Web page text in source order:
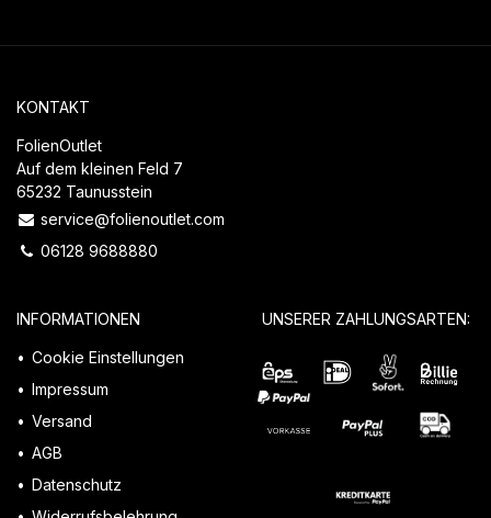
KONTAKT
FolienOutlet
Auf dem kleinen Feld 7
65232 Taunusstein
service@folienoutlet.com
06128 9688880
INFORMATIONEN
Cookie Einstellungen
Impressum
Versand
AGB
Datenschutz
UNSERER ZAHLUNGSARTEN: